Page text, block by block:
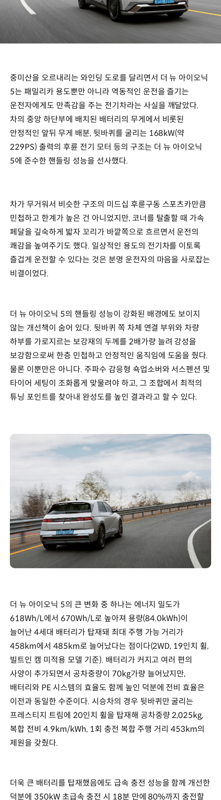
중미산을 오르내리는 와인딩 도로를 달리면서 더 뉴 아이오닉
5는 패밀리카 용도뿐만 아니라 역동적인 운전을 즐기는
운전자에게도 만족감을 주는 전기차라는 사실을 깨달았다.
차의 중앙 하단부에 배치된 배터리의 무게에서 비롯된
안정적인 앞뒤 무게 배분, 뒷바퀴를 굴리는 168kW(약
229PS) 출력의 후륜 전기 모터 등의 구조는 더 뉴 아이오닉
5에 준수한 핸들링 성능을 선사했다.
차가 무거워서 비슷한 구조의 미드십 후륜구동 스포츠카만큼
민첩하고 한계가 높은 건 아니었지만, 코너를 탈출할 때 가속
페달을 깊숙하게 밟자 꼬리가 바깥쪽으로 흐르면서 운전의
쾌감을 높여주기도 했다. 일상적인 용도의 전기차를 이토록
즐겁게 운전할 수 있다는 것은 분명 운전자의 마음을 사로잡는
비결이었다.
더 뉴 아이오닉 5의 핸들링 성능이 강화된 배경에도 보이지
않는 개선책이 숨어 있다. 뒷바퀴 쪽 차체 연결 부위와 차량
하부를 가로지르는 보강재의 두께를 2배가량 늘려 강성을
보강함으로써 한층 민첩하고 안정적인 움직임에 도움을 줬다.
물론 이뿐만은 아니다. 주파수 감응형 쇽업소버와 서스펜션 및
타이어 세팅이 조화롭게 맞물려야 하고, 그 조합에서 최적의
튜닝 포인트를 찾아내 완성도를 높인 결과라고 할 수 있다.
더 뉴 아이오닉 5의 큰 변화 중 하나는 에너지 밀도가
618Wh/L에서 670Wh/L로 높아져 용량(84.0kWh)이
늘어난 4세대 배터리가 탑재돼 최대 주행 가능 거리가
458km에서 485km로 늘어났다는 점이다(2WD, 19인치 휠,
빌트인 캠 미적용 모델 기준). 배터리가 커지고 여러 편의
사양이 추가되면서 공차중량이 70kg가량 늘어났지만,
배터리와 PE 시스템의 효율도 함께 높인 덕분에 전비 효율은
이전과 동일한 수준이다. 시승차의 경우 뒷바퀴만 굴리는
프레스티지 트림에 20인치 휠을 탑재해 공차중량 2,025kg,
복합 전비 4.9km/kWh, 1회 충전 복합 주행 거리 453km의
제원을 갖췄다.
더욱 큰 배터리를 탑재했음에도 급속 충전 성능을 함께 개선한
덕분에 350kW 초급속 충전 시 18분 만에 80%까지 충전할